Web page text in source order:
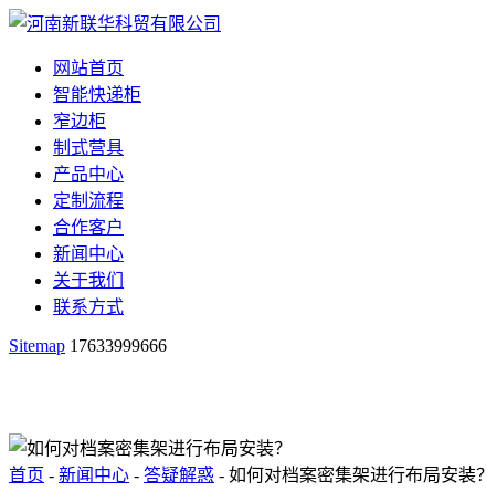
网站首页
智能快递柜
窄边柜
制式营具
产品中心
定制流程
合作客户
新闻中心
关于我们
联系方式
Sitemap 17633999666
首页 - 新闻中心 - 答疑解惑 - 如何对档案密集架进行布局安装？